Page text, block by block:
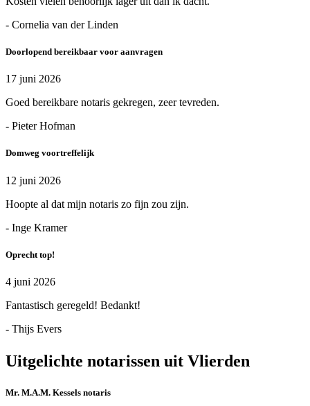
- Cornelia van der Linden
Doorlopend bereikbaar voor aanvragen
17 juni 2026
Goed bereikbare notaris gekregen, zeer tevreden.
- Pieter Hofman
Domweg voortreffelijk
12 juni 2026
Hoopte al dat mijn notaris zo fijn zou zijn.
- Inge Kramer
Oprecht top!
4 juni 2026
Fantastisch geregeld! Bedankt!
- Thijs Evers
Uitgelichte notarissen uit Vlierden
Mr. M.A.M. Kessels notaris